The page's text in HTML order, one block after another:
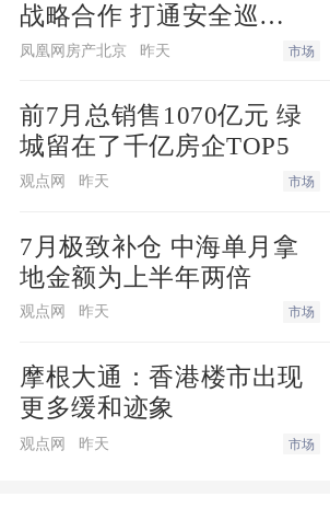
亲，别光拿泡着枸杞的保温
而是一种有先例可循的商业
其实在德国，共享汽车已经
的奔驰宝马新款轿车，类型
都开不完，随便开，随便停
在德国运营共享汽车的，不
公司，而是大名鼎鼎的两个
驰和宝马。
战略合作 打通安全巡
检“最后一米”
凤凰网房产北京 昨天 市场
前7月总销售1070亿元 绿
城留在了千亿房企TOP5
观点网 昨天 市场
7月极致补仓 中海单月拿
地金额为上半年两倍
观点网 昨天 市场
摩根大通：香港楼市出现
更多缓和迹象
观点网 昨天 市场